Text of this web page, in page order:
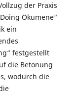
der Praxis
Ökumene“
ein
festgestellt
die Betonung
wodurch die